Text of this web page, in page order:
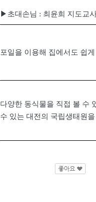
▶ 초대손님 : 최윤희 지도교
포일을 이용해 집에서도 쉽
다양한 동식물을 직접 볼 수
수 있는 대전의 국립생태원